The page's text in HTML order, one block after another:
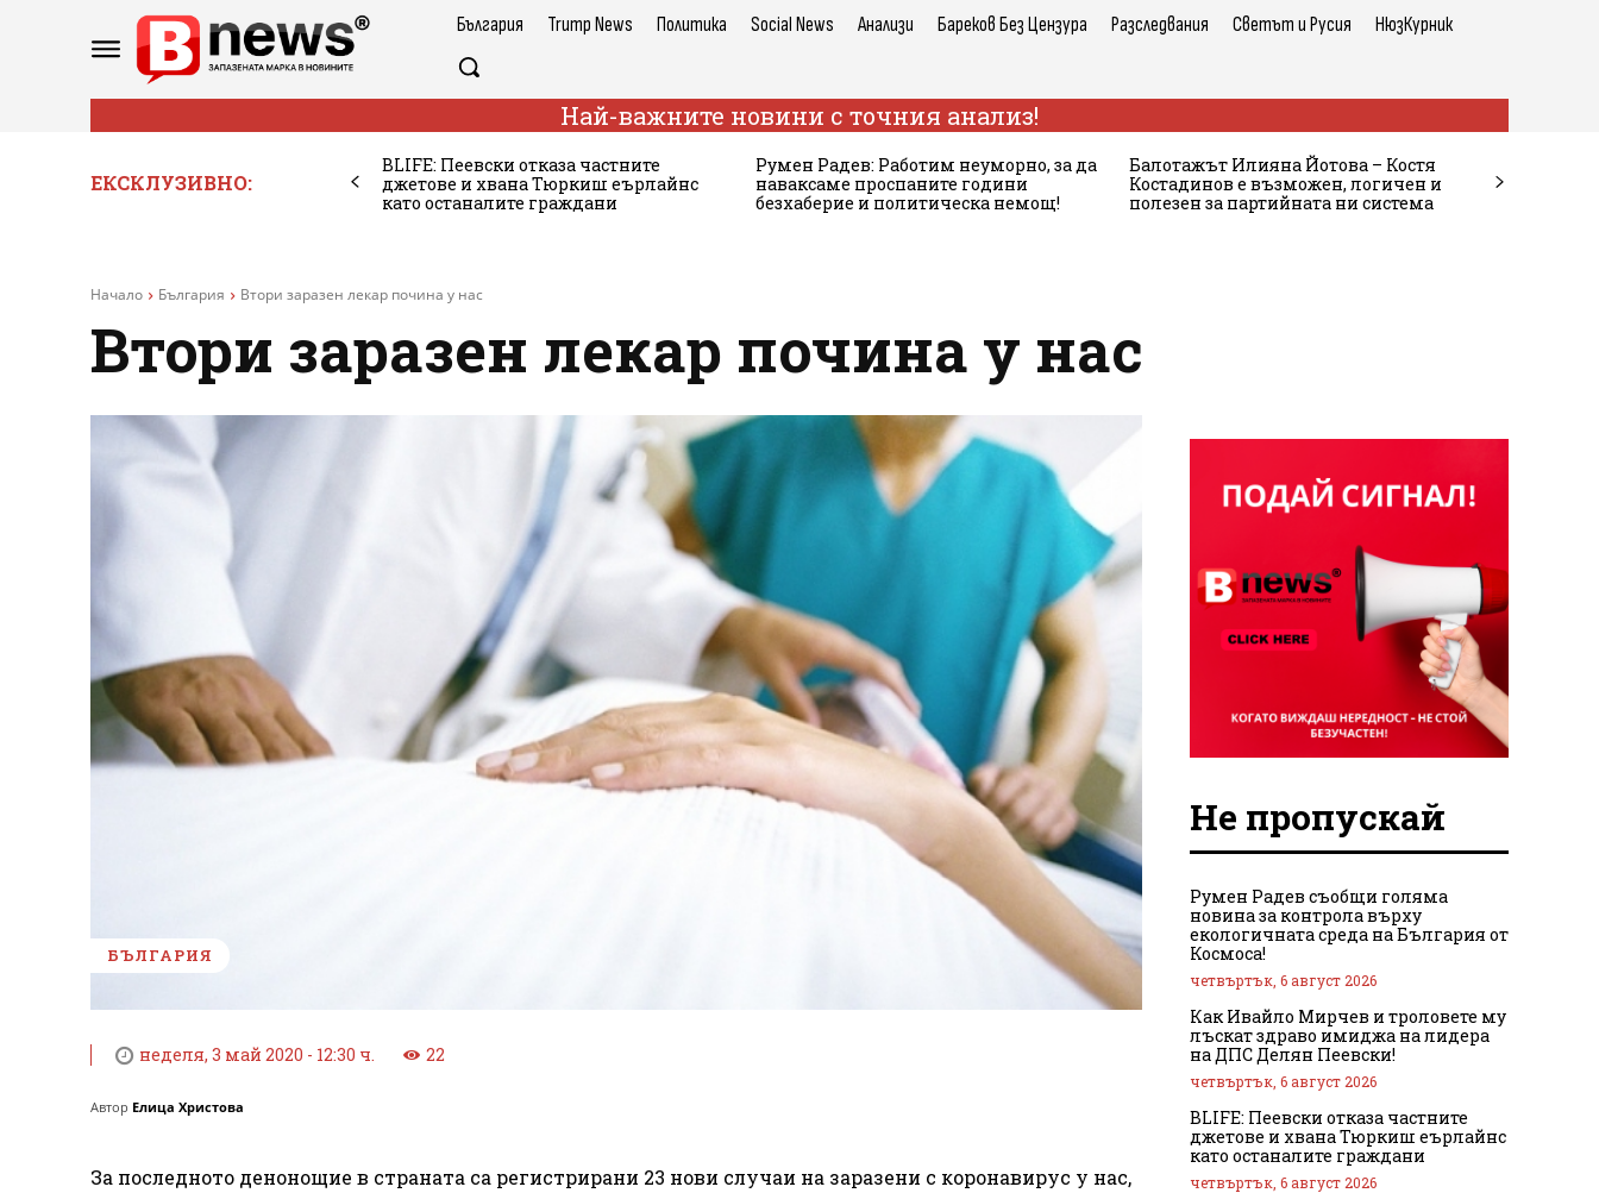
България Trump News Политика Social News Анализи Бареков Без Цензура Разследвания Светът и Русия НюзКурник
Най-важните новини с точния анализ!
ЕКСКЛУЗИВНО:
BLIFE: Пеевски отказа частните
джетове и хвана Тюркиш еърлайнс
като останалите граждани
Румен Радев: Работим неуморно, за да
наваксаме проспаните години
безхаберие и политическа немощ!
Балотажът Илияна Йотова – Костя
Костадинов е възможен, логичен и
полезен за партийната ни система
Начало България Втори заразен лекар почина у нас
Втори заразен лекар почина у нас
БЪЛГАРИЯ
неделя, 3 май 2020 - 12:30 ч. 22
Автор Елица Христова
За последното денонощие в страната са регистрирани 23 нови случаи на заразени с коронавирус у нас,
Не пропускай
Румен Радев съобщи голяма
новина за контрола върху
екологичната среда на България от
Космоса!
четвъртък, 6 август 2026
Как Ивайло Мирчев и троловете му
лъскат здраво имиджа на лидера
на ДПС Делян Пеевски!
четвъртък, 6 август 2026
BLIFE: Пеевски отказа частните
джетове и хвана Тюркиш еърлайнс
като останалите граждани
четвъртък, 6 август 2026